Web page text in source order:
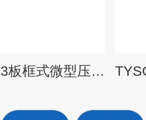
TYSCL-153板框式微型压滤机（不锈钢）|水处理工程实验装置